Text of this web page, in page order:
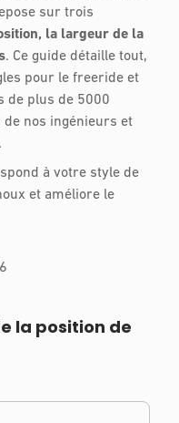
sur trois
la largeur de la
. Ce guide détaille tout,
pour le freeride et
de plus de 5000
nos ingénieurs et
à votre style de
et améliore le
la position de